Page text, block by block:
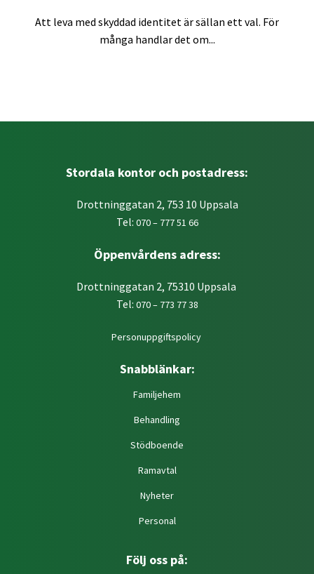
Att leva med skyddad identitet är sällan ett val. För
många handlar det om...
Stordala kontor och postadress:
Drottninggatan 2, 753 10 Uppsala
Tel: 070 – 777 51 66
Öppenvårdens adress:
Drottninggatan 2, 75310 Uppsala
Tel: 070 – 773 77 38
Personuppgiftspolicy
Snabblänkar:
Familjehem
Behandling
Stödboende
Ramavtal
Nyheter
Personal
Följ oss på: